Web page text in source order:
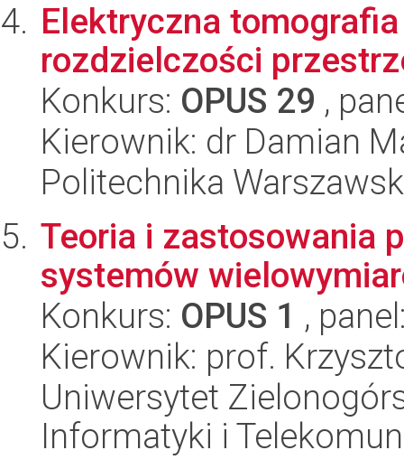
Elektryczna
rozdzielczości
Konkurs: OPUS 29 ,
Kierownik: dr Damian
Politechnika
Teoria i zastosowania
systemów
Konkurs: OPUS 1 ,
Kierownik: prof.
Uniwersytet
Informatyki i